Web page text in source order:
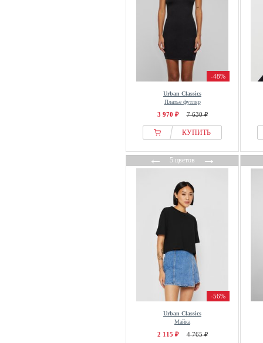
-48%
Urban Classics
Платье футляр
3 970 ₽ 7 630 ₽
КУПИТЬ
←5 цветов→
-56%
Urban Classics
Майка
2 115 ₽ 4 765 ₽